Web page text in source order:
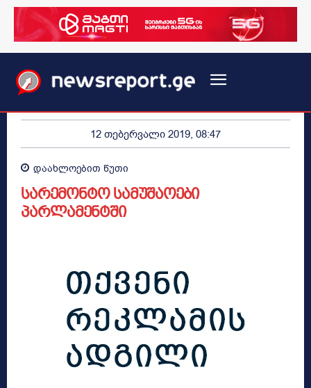
12 თებერვალი 2019, 08:47
დაახლოებით წუთი
სარემონტო სამუშაოები
პარლამენტში